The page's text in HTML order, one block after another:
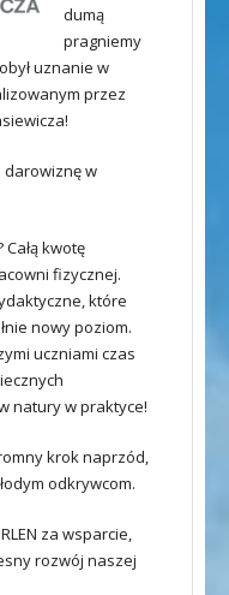
dumą
pragniemy
uznanie w
przez
darowiznę w
kwotę
fizycznej.
które
nowy poziom.
uczniami czas
natury w praktyce!
krok naprzód,
odkrywcom.
za wsparcie,
rozwój naszej